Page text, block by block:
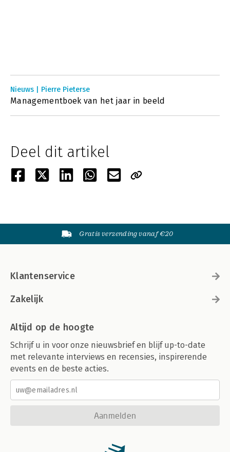
Nieuws | Pierre Pieterse
Managementboek van het jaar in beeld
Deel dit artikel
Gratis verzending vanaf €20
Klantenservice
Zakelijk
Altijd op de hoogte
Schrijf u in voor onze nieuwsbrief en blijf up-to-date
met relevante interviews en recensies, inspirerende
events en de beste acties.
Aanmelden